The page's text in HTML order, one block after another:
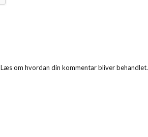
Læs om hvordan din kommentar bliver behandlet.